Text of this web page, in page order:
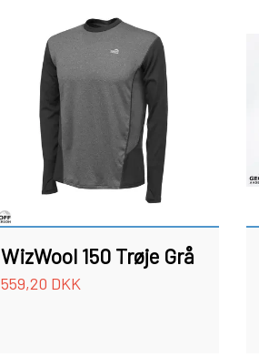
WizWool 150 Trøje Grå
559,20 DKK